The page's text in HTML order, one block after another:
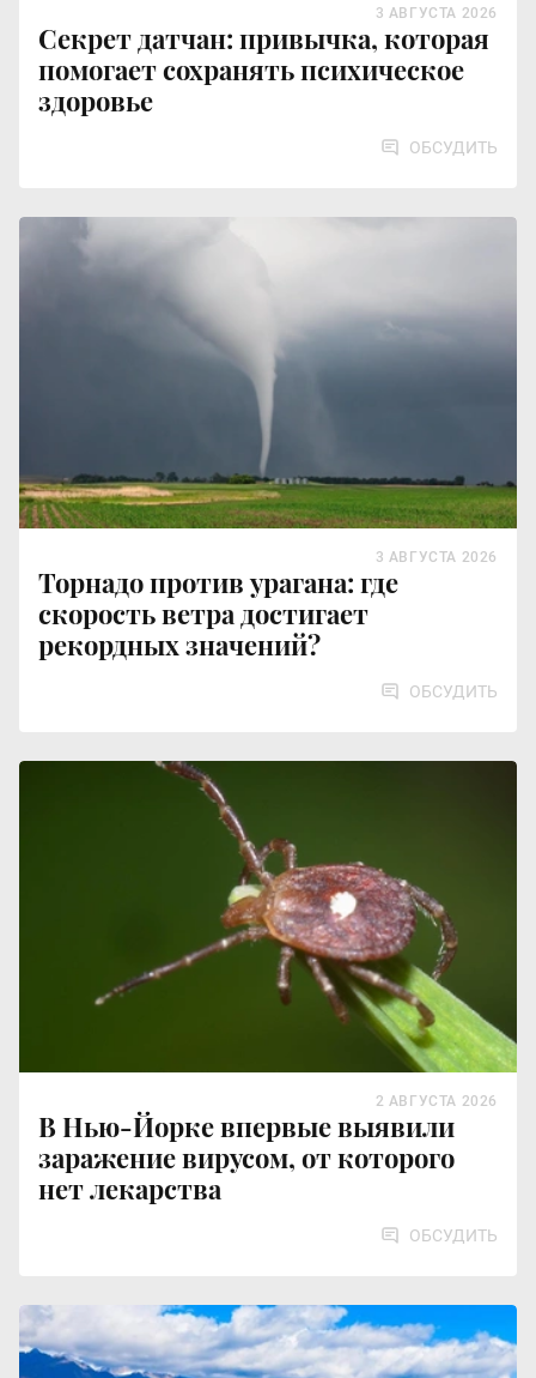
Секрет датчан: привычка, которая
помогает сохранять психическое
здоровье
3 АВГУСТА 2026
ОБСУДИТЬ
Торнадо против урагана: где
скорость ветра достигает
рекордных значений?
3 АВГУСТА 2026
ОБСУДИТЬ
В Нью-Йорке впервые выявили
заражение вирусом, от которого
нет лекарства
2 АВГУСТА 2026
ОБСУДИТЬ